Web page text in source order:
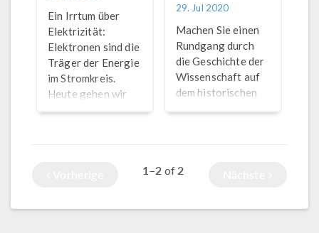
Ein Irrtum über
Elektrizität:
Elektronen sind die
Träger der Energie
im Stromkreis.
Heute gehen wir
dieser Theorie mit
29. Jul 2020
Machen Sie einen
Rundgang durch
die Geschichte der
Wissenschaft auf
dem historischen
der größten
1–2 of2